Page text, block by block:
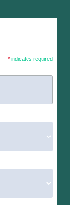
* indicates required